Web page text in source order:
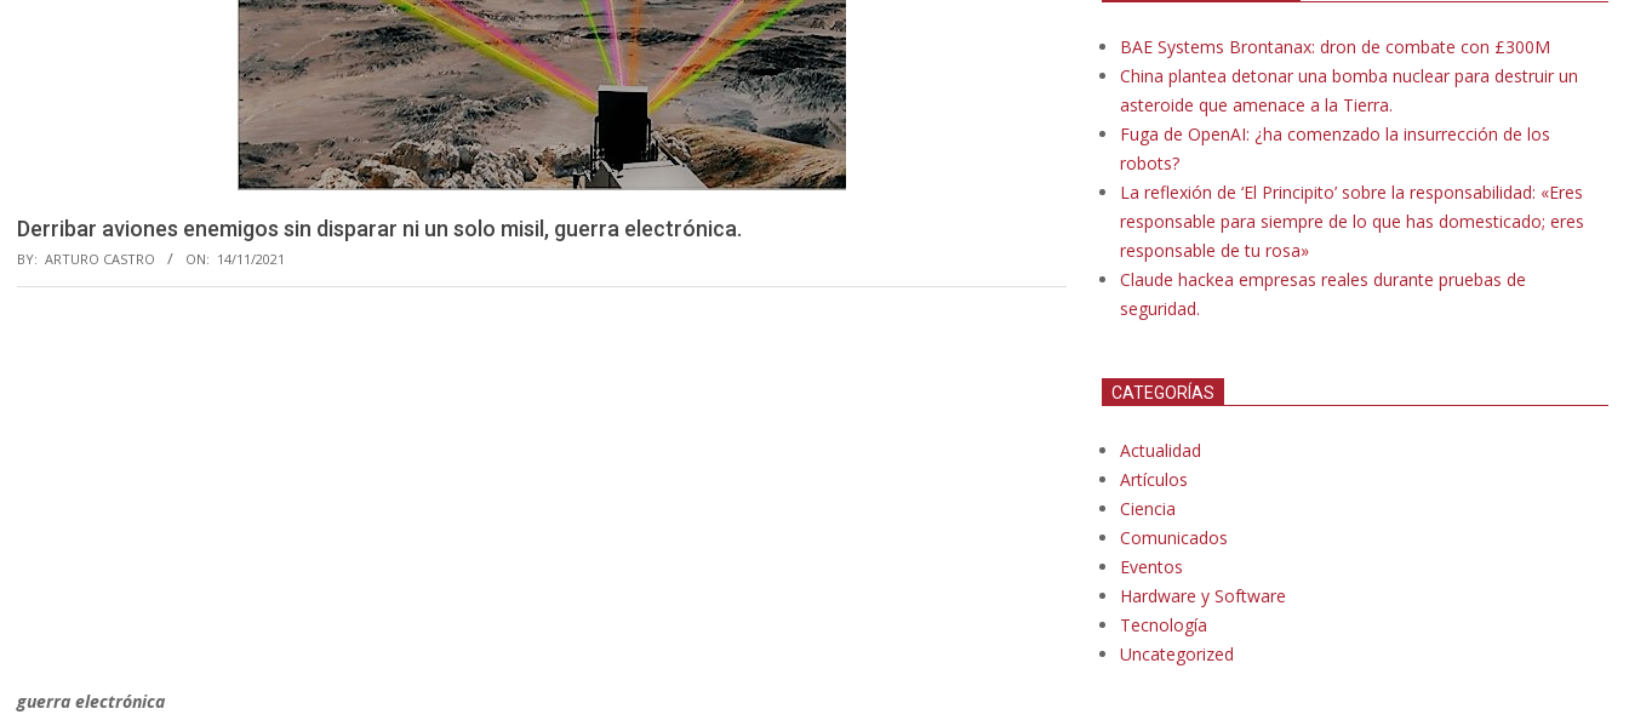
Derribar aviones enemigos sin disparar ni un solo misil, guerra electrónica.
BY: ARTURO CASTRO ON: 14/11/2021
guerra electrónica
BAE Systems Brontanax: dron de combate con £300M
China plantea detonar una bomba nuclear para destruir un
asteroide que amenace a la Tierra.
Fuga de OpenAI: ¿ha comenzado la insurrección de los
robots?
La reflexión de ‘El Principito’ sobre la responsabilidad: «Eres
responsable para siempre de lo que has domesticado; eres
responsable de tu rosa»
Claude hackea empresas reales durante pruebas de
seguridad.
CATEGORÍAS
Actualidad
Artículos
Ciencia
Comunicados
Eventos
Hardware y Software
Tecnología
Uncategorized